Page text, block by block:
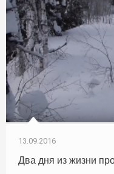
13.09.2016
Два дня из жизни